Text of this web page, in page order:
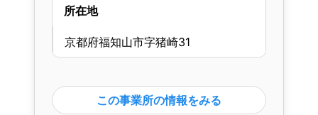
所在地
京都府福知山市字猪崎31
この事業所の情報をみる